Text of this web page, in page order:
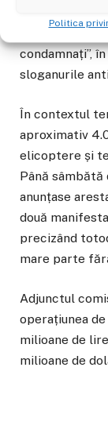
Politica
parte dintre
condamnați”,
sloganurile
În contextul
aproximativ
elicoptere și
Până
anunțase
două
precizând
mare parte
Adjunctul
operațiunea
milioane de
milioane de